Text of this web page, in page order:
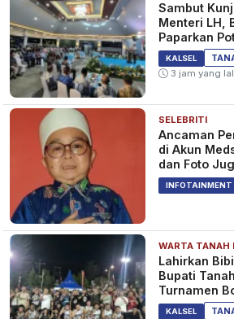
Sambut
Menteri LH,
Paparkan
KALSEL
3 jam yang
SELEBRITI
Ancaman
di Akun
dan Foto
INFOTAINMENT
WARTA TANAH
Lahirkan
Bupati
Turnamen
Cup 2026
KALSEL